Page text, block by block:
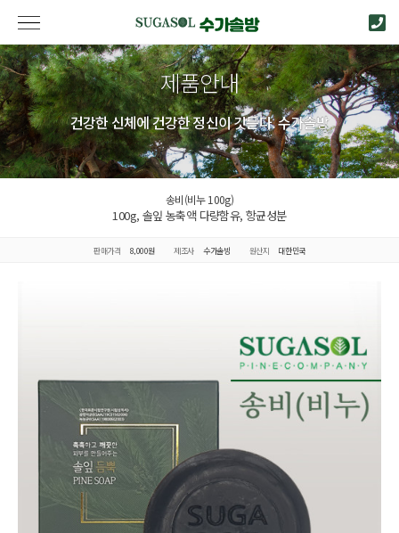
제품안내
건강한 신체에 건강한 정신이 깃든다. 수가솔방
송비(비누 100g)
100g, 솔잎 농축액 다량함유, 항균성분
판매가격 8,000원 제조사 수가솔방 원산지 대한민국